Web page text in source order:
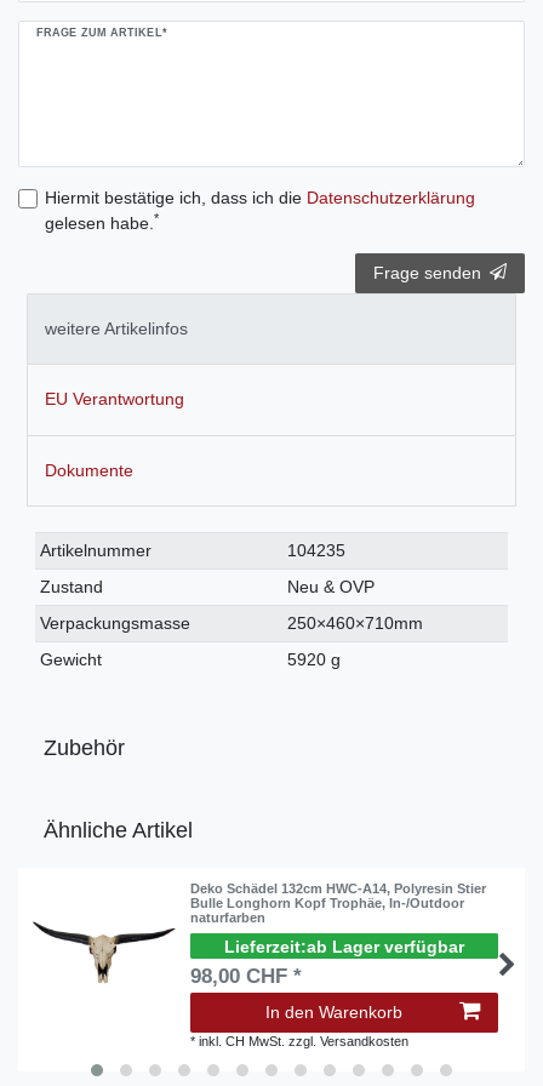
FRAGE ZUM ARTIKEL*
Hiermit bestätige ich, dass ich die Daten­schutz­erklärung
gelesen habe. *
Frage senden
weitere Artikelinfos
EU Verantwortung
Dokumente
Technisches
Merkmal
Wert
Artikelnummer
104235
Zustand
Neu & OVP
Verpackungsmasse
250×460×710mm
Gewicht
5920 g
Zubehör
Ähnliche Artikel
Deko Schädel 132cm HWC-A14, Polyresin Stier
Bulle Longhorn Kopf Trophäe, In-/Outdoor
naturfarben
ab Lager verfügbar
98,00 CHF *
In den Warenkorb
*inkl. CH MwSt. zzgl.Versandkosten